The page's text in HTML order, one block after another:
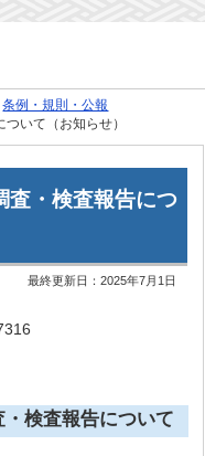
条例・規則・公報
いて（お知らせ）
査・検査報告につ
最終更新日：2025年7月1日
検査報告について